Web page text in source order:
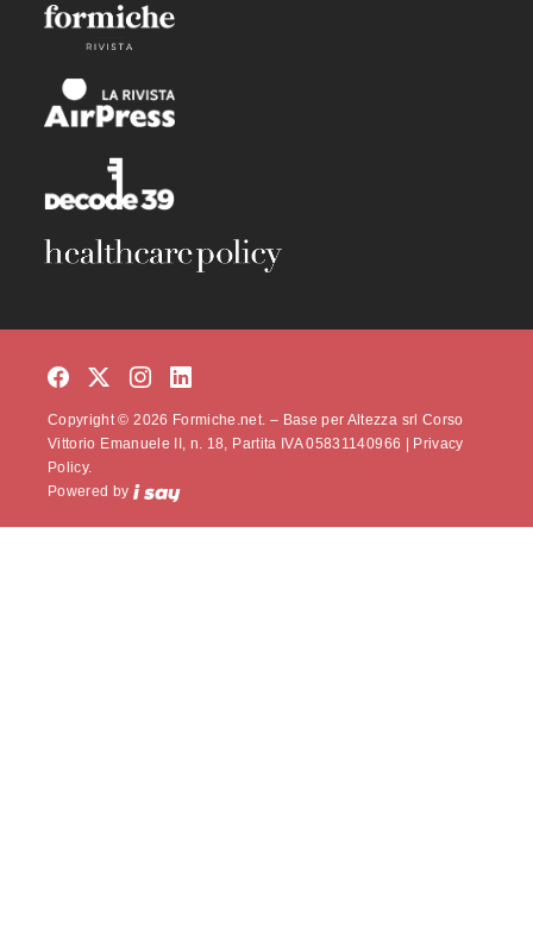
Copyright © 2026 Formiche.net. – Base per Altezza srl Corso
Vittorio Emanuele II, n. 18, Partita IVA 05831140966 |
Privacy
Policy.
Powered by